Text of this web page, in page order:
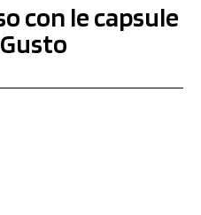
con le capsule